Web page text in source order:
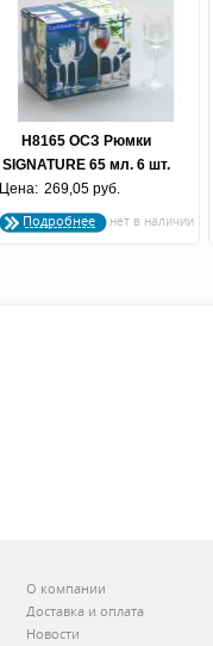
H8165 ОСЗ Рюмки
SIGNATURE 65 мл. 6 шт.
(по 4 шт.)
Цена: 269,05 руб.
Подробнее
О компании
Доставка и оплата
Новости